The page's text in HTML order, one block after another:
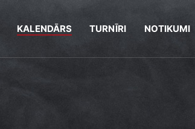
KALENDĀRS TURNĪRI NOTIKUMI